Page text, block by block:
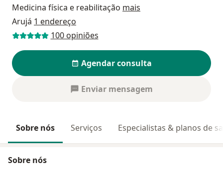
Medicina física e reabilitação mais
Arujá 1 endereço
100 opiniões
Agendar consulta
Enviar mensagem
Sobre nós Serviços Especialistas & planos de
Sobre nós